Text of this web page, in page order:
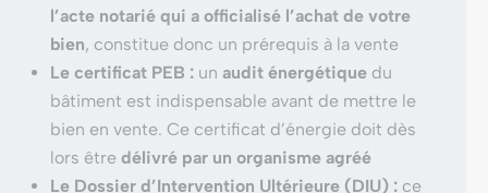
l’acte notarié qui a officialisé l’achat de votre
bien, constitue donc un prérequis à la vente
Le certificat PEB : un audit énergétique du
bâtiment est indispensable avant de mettre le
bien en vente. Ce certificat d’énergie doit dès
lors être délivré par un organisme agréé
Le Dossier d’Intervention Ultérieure (DIU) : ce